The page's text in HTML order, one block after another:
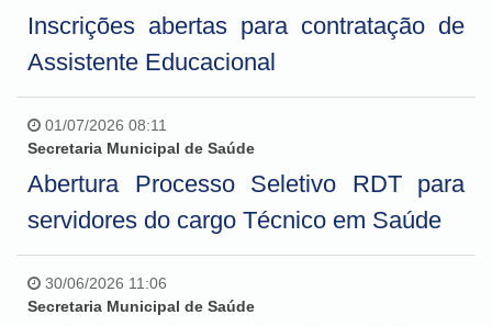
Inscrições abertas para contratação de
Assistente Educacional
01/07/2026 08:11
Secretaria Municipal de Saúde
Abertura Processo Seletivo RDT para
servidores do cargo Técnico em Saúde
30/06/2026 11:06
Secretaria Municipal de Saúde